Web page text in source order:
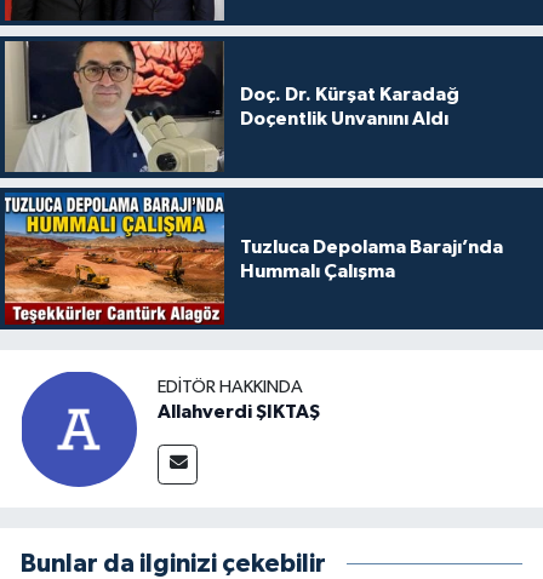
Doç. Dr. Kürşat Karadağ
Doçentlik Unvanını Aldı
Tuzluca Depolama Barajı’nda
Hummalı Çalışma
EDITÖR HAKKINDA
Allahverdi ŞIKTAŞ
Bunlar da ilginizi çekebilir